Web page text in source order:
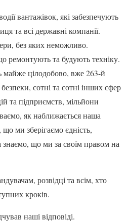
вантажівок, які забезпечують
та всі державні компанії.
без яких неможливо.
ремонтують та будують техніку.
цілодобово, вже 263-й
сотні та сотні інших сфер
та підприємств, мільйони
як наближається наша
ми зберігаємо єдність,
знаємо, що ми за своїм правом на
розвідці та всім, хто
кроків.
наші відповіді.